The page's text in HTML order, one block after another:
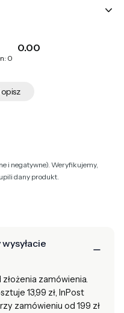
0.00
0
i negatywne). Weryfikujemy,
dany produkt.
zamówienia.
13,99 zł, InPost
zamówieniu od 199 zł